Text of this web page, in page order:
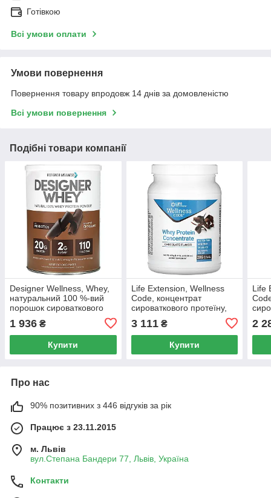
Готівкою
Всі умови оплати
Умови повернення
Повернення товару впродовж 14 днів за домовленістю
Всі умови повернення
Подібні товари компанії
Designer Wellness, Whey,
натуральний 100 %-вий
порошок сироваткового
шоколад, 340 г (12 унцій)
1 936 ₴
Купити
Life Extension, Wellness
Code, концентрат
сироваткового протеїну,
фунта)
3 111₴
Купити
Life
2
Про нас
90% позитивних з 446 відгуків за рік
Працює з 23.11.2015
м. Львів
вул.Степана Бандери 77, Львів, Україна
Контакти